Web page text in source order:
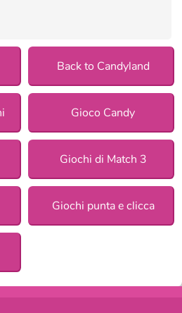
Back to Candyland
Gioco Candy
Giochi di Match 3
Giochi punta e clicca